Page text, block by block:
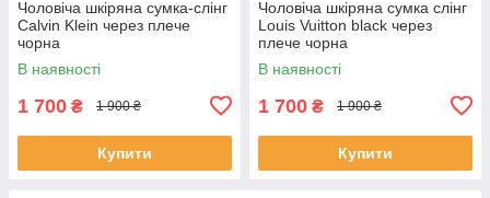
Чоловіча шкіряна сумка-слінг
Calvin Klein через плече
чорна
В наявності
1 700 ₴ 1 900 ₴
Купити
Чоловіча шкіряна сумка слінг
Louis Vuitton black через
плече чорна
В наявності
1 700 ₴ 1 900 ₴
Купити